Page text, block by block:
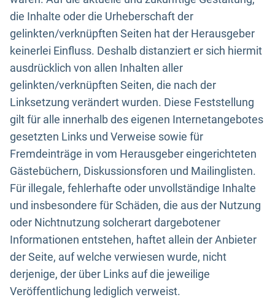
die Inhalte oder die Urheberschaft der
gelinkten/verknüpften Seiten hat der Herausgeber
keinerlei Einfluss. Deshalb distanziert er sich hiermit
ausdrücklich von allen Inhalten aller
gelinkten/verknüpften Seiten, die nach der
Linksetzung verändert wurden. Diese Feststellung
gilt für alle innerhalb des eigenen Internetangebotes
gesetzten Links und Verweise sowie für
Fremdeinträge in vom Herausgeber eingerichteten
Gästebüchern, Diskussionsforen und Mailinglisten.
Für illegale, fehlerhafte oder unvollständige Inhalte
und insbesondere für Schäden, die aus der Nutzung
oder Nichtnutzung solcherart dargebotener
Informationen entstehen, haftet allein der Anbieter
der Seite, auf welche verwiesen wurde, nicht
derjenige, der über Links auf die jeweilige
Veröffentlichung lediglich verweist.